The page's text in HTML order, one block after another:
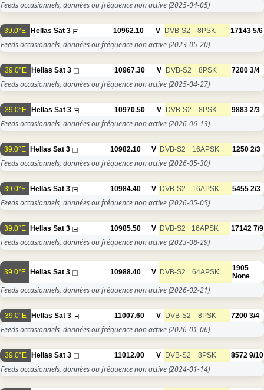
Feeds occasionnels, données ou fréquence non active(2025-04-05)
39.0°E Hellas Sat 3 10962.10 V DVB-S2 8PSK 17143 5/6
Feeds occasionnels, données ou fréquence non active(2023-05-20)
39.0°E Hellas Sat 3 10967.30 V DVB-S2 8PSK 7200 3/4
Feeds occasionnels, données ou fréquence non active(2025-04-27)
39.0°E Hellas Sat 3 10970.50 V DVB-S2 8PSK 9883 2/3
Feeds occasionnels, données ou fréquence non active(2026-06-13)
39.0°E Hellas Sat 3 10982.10 V DVB-S2 16APSK 1250 2/3
Feeds occasionnels, données ou fréquence non active(2026-05-30)
39.0°E Hellas Sat 3 10984.40 V DVB-S2 16APSK 5455 2/3
Feeds occasionnels, données ou fréquence non active(2026-05-05)
39.0°E Hellas Sat 3 10985.50 V DVB-S2 16APSK 17142 7/9
Feeds occasionnels, données ou fréquence non active(2023-08-29)
39.0°E Hellas Sat 3 10988.40 V DVB-S2 64APSK
1905
None
Feeds occasionnels, données ou fréquence non active(2026-02-21)
39.0°E Hellas Sat 3 11007.60 V DVB-S2 8PSK 7200 3/4
Feeds occasionnels, données ou fréquence non active(2026-01-06)
39.0°E Hellas Sat 3 11012.00 V DVB-S2 8PSK 8572 9/10
Feeds occasionnels, données ou fréquence non active(2024-01-14)